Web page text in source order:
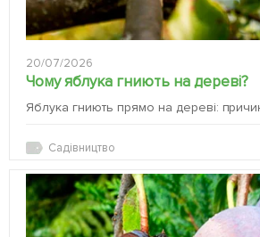
20/07/2026
Чому яблука гниють на дереві?
Яблука гниють прямо на дереві:
Садівництво